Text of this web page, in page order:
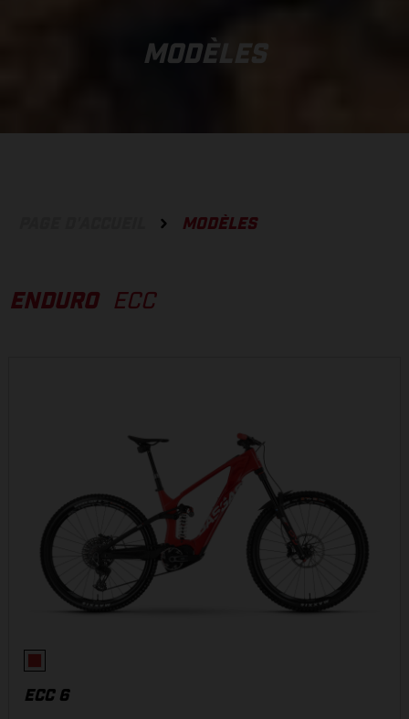
MODÈLES
MODÈLES
ENDURO ECC
ECC 6